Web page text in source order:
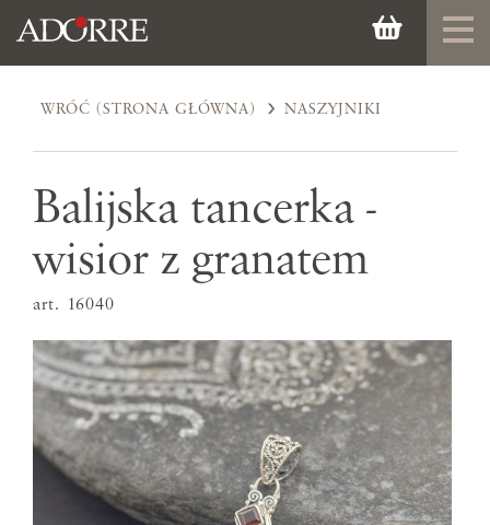
WRÓĆ (STRONA GŁÓWNA) NASZYJNIKI
Balijska tancerka -
wisior z granatem
art. 16040